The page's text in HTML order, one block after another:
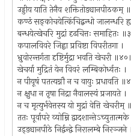
उड्डीय याति तेनैव शक्तितोड्यानपीठकम्
कण्ठं सङ्कोचयेत्किंचिद्बन्धो जालन्धरि
बन्धयेत्खेचरि मुद्रां दृढचित्तः समाहितः
कपालविवरे जिह्वा प्रविष्टा विपरीतगा ।
भ्रुवोरन्तर्गता दृष्टिर्मुद्रा भवति खेचरी
खेचर्या मुद्रितं येन विवरं लम्बिकोर्ध्वतः ।
न पीयूषं पतत्यग्नौ न च वायुः प्रधावति
न क्षुधा न तृषा निद्रा नैवालस्यं प्रजायते ।
न च मृत्युर्भवेत्तस्य यो मुद्रां वेत्ति
ततः पूर्वापरे व्योम्नि द्वादशान्तेऽच्युतात्मके
उड्ड्यानपीठे निर्द्वन्द्वे निरालम्बे